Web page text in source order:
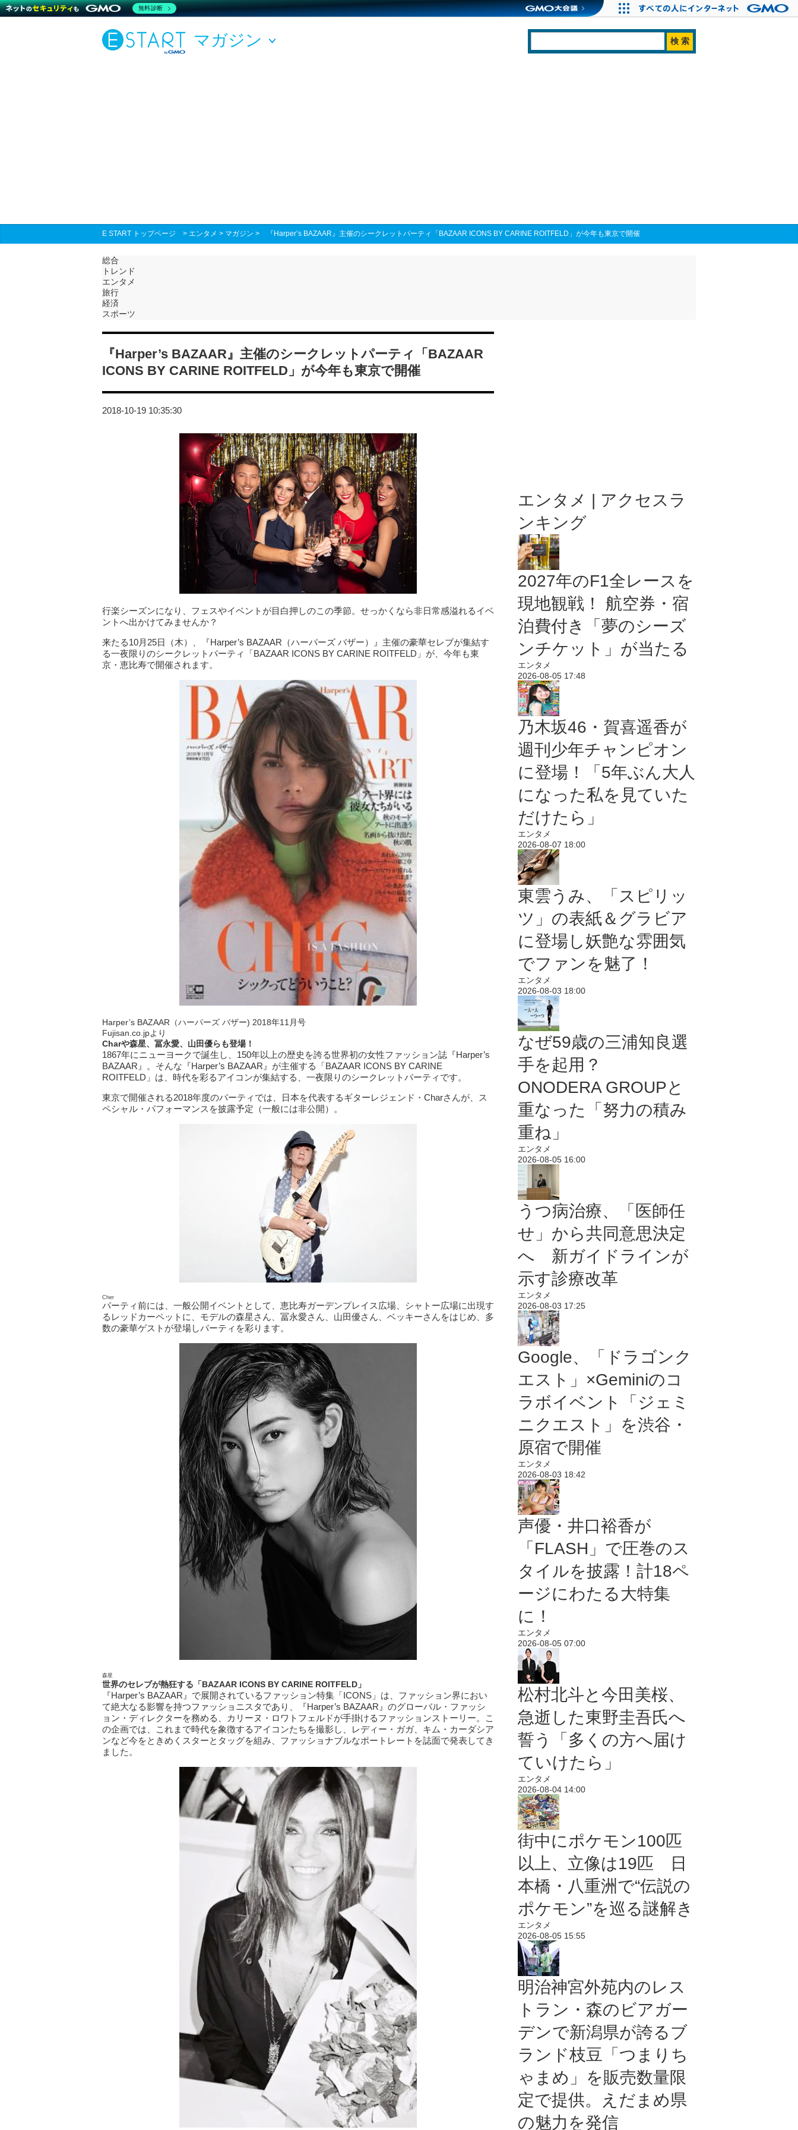
マガジン
E START トップページ > エンタメ > マガジン > 『Harper’s BAZAAR』主催のシークレットパーティ「BAZAAR ICONS BY CARINE ROITFELD」が今年も東京で開催
総合
トレンド
エンタメ
旅行
経済
スポーツ
『Harper’s BAZAAR』主催のシークレットパーティ「BAZAAR
ICONS BY CARINE ROITFELD」が今年も東京で開催
2018-10-19 10:35:30
行楽シーズンになり、フェスやイベントが目白押しのこの季節。せっかくなら非日常感溢れるイベ
ントへ出かけてみませんか？
来たる10月25日（木）、『Harper’s BAZAAR（ハーパーズ バザー）』主催の豪華セレブが集結す
る一夜限りのシークレットパーティ「BAZAAR ICONS BY CARINE ROITFELD」が、今年も東
京・恵比寿で開催されます。
Harper’s BAZAAR（ハーパーズ バザー) 2018年11月号
Fujisan.co.jpより
Charや森星、冨永愛、山田優らも登場！
1867年にニューヨークで誕生し、150年以上の歴史を誇る世界初の女性ファッション誌『Harper’s
BAZAAR』。そんな『Harper’s BAZAAR』が主催する「BAZAAR ICONS BY CARINE
ROITFELD」は、時代を彩るアイコンが集結する、一夜限りのシークレットパーティです。
東京で開催される2018年度のパーティでは、日本を代表するギターレジェンド・Charさんが、ス
ペシャル・パフォーマンスを披露予定（一般には非公開）。
Cher
パーティ前には、一般公開イベントとして、恵比寿ガーデンプレイス広場、シャトー広場に出現す
るレッドカーペットに、モデルの森星さん、冨永愛さん、山田優さん、ベッキーさんをはじめ、多
数の豪華ゲストが登場しパーティを彩ります。
森星
世界のセレブが熱狂する 「BAZAAR ICONS BY CARINE ROITFELD」
『Harper’s BAZAAR』で展開されているファッション特集「ICONS」は、ファッション界におい
て絶大なる影響を持つファッショニスタであり、『Harper’s BAZAAR』のグローバル・ファッシ
ョン・ディレクターを務める、カリーヌ・ロワトフェルドが手掛けるファッションストーリー。こ
の企画では、これまで時代を象徴するアイコンたちを撮影し、レディー・ガガ、キム・カーダシア
ンなど今をときめくスターとタッグを組み、ファッショナブルなポートレートを誌面で発表してき
ました。
エンタメ | アクセスラ
ンキング
2027年のF1全レースを
現地観戦！ 航空券・宿
泊費付き「夢のシーズ
ンチケット」が当たる
エンタメ
2026-08-05 17:48
乃木坂46・賀喜遥香が
週刊少年チャンピオン
に登場！「5年ぶん大人
になった私を見ていた
だけたら」
エンタメ
2026-08-07 18:00
東雲うみ、「スピリッ
ツ」の表紙＆グラビア
に登場し妖艶な雰囲気
でファンを魅了！
エンタメ
2026-08-03 18:00
なぜ59歳の三浦知良選
手を起用？
ONODERA GROUPと
重なった「努力の積み
重ね」
エンタメ
2026-08-05 16:00
うつ病治療、「医師任
せ」から共同意思決定
へ 新ガイドラインが
示す診療改革
エンタメ
2026-08-03 17:25
Google、「ドラゴンク
エスト」×Geminiのコ
ラボイベント「ジェミ
ニクエスト」を渋谷・
原宿で開催
エンタメ
2026-08-03 18:42
声優・井口裕香が
「FLASH」で圧巻のス
タイルを披露！計18ペ
ージにわたる大特集
に！
エンタメ
2026-08-05 07:00
松村北斗と今田美桜、
急逝した東野圭吾氏へ
誓う「多くの方へ届け
ていけたら」
エンタメ
2026-08-04 14:00
街中にポケモン100匹
以上、立像は19匹 日
本橋・八重洲で“伝説の
ポケモン”を巡る謎解き
エンタメ
2026-08-05 15:55
明治神宮外苑内のレス
トラン・森のビアガー
デンで新潟県が誇るブ
ランド枝豆「つまりち
ゃまめ」を販売数量限
定で提供。えだまめ県
の魅力を発信
無料診断